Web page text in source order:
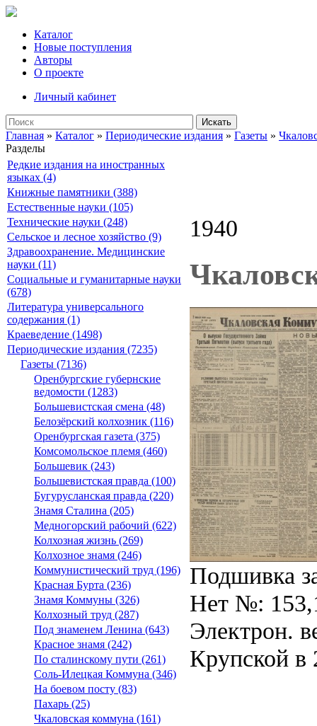
Каталог
Новые поступления
Авторы
О проекте
Личный кабинет
Искать
Главная » Каталог » Периодические издания » Газеты »
Разделы
Редкие издания на иностранных
языках (4)
Книжные памятники (388)
Естественные науки (105)
Технические науки (248)
Сельское и лесное хозяйство (9)
Здравоохранение. Медицинские
науки (11)
Социальные и гуманитарные науки
(678)
Литература универсального
содержания (1)
Краеведение (1498)
Периодические издания (7235)
Газеты (7136)
Оренбургские губернские
ведомости (1283)
Большевистская смена (48)
Белозёрский колхозник (116)
Оренбургская газета (375)
Комсомольское племя (460)
Большевик (243)
Большевистская правда (100)
Бугурусланская правда (220)
Знамя Сталина (205)
Медногорский рабочий (622)
Колхозная жизнь (269)
Колхозное знамя (246)
Коммунистический труд (196)
Красная Бурта (236)
Знамя Коммуны (326)
Колхозный труд (287)
Под знаменем Ленина (643)
Красное знамя (242)
По сталинскому пути (261)
Соль-Илецкая Коммуна (346)
На боевом посту (83)
Пахарь (25)
Чкаловская коммуна (161)
1940
Подшивка
Нет №:
Электрон.
Крупской в